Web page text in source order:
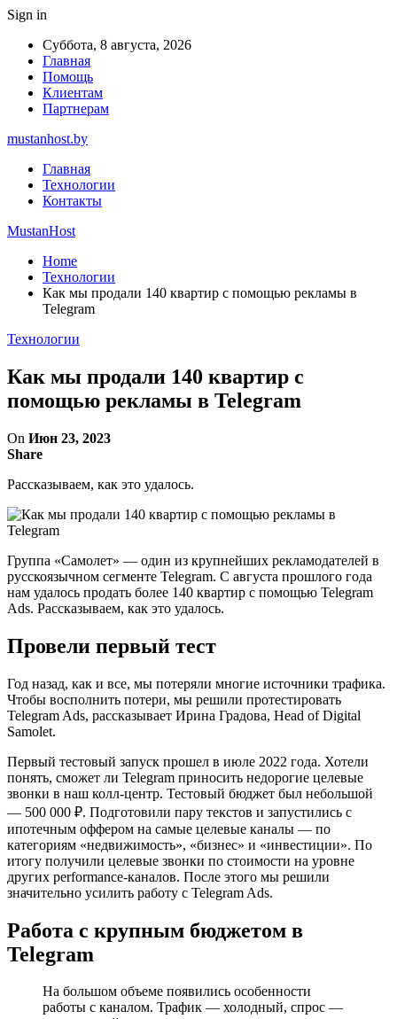
Sign in
Суббота, 8 августа, 2026
Главная
Помощь
Клиентам
Партнерам
mustanhost.by
Главная
Технологии
Контакты
MustanHost
Home
Технологии
Как мы продали 140 квартир с помощью рекламы в
Telegram
Технологии
Как мы продали 140 квартир с
помощью рекламы в Telegram
On Июн 23, 2023
Share
Рассказываем, как это удалось.
Группа «Самолет» — один из крупнейших рекламодателей в
русскоязычном сегменте Telegram. С августа прошлого года
нам удалось продать более 140 квартир с помощью Telegram
Ads. Рассказываем, как это удалось.
Провели первый тест
Год назад, как и все, мы потеряли многие источники трафика.
Чтобы восполнить потери, мы решили протестировать
Telegram Ads, рассказывает Ирина Градова, Head of Digital
Samolet.
Первый тестовый запуск прошел в июле 2022 года. Хотели
понять, сможет ли Telegram приносить недорогие целевые
звонки в наш колл-центр. Тестовый бюджет был небольшой
— 500 000 ₽. Подготовили пару текстов и запустились с
ипотечным оффером на самые целевые каналы — по
категориям «недвижимость», «бизнес» и «инвестиции». По
итогу получили целевые звонки по стоимости на уровне
других performance-каналов. После этого мы решили
значительно усилить работу с Telegram Ads.
Работа с крупным бюджетом в
Telegram
На большом объеме появились особенности
работы с каналом. Трафик — холодный, спрос —